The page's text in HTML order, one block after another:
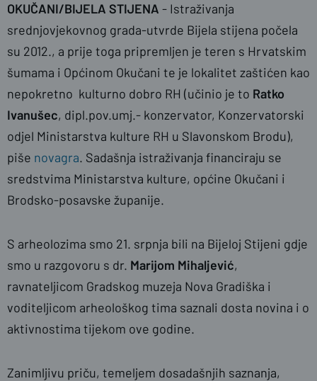
naslovnica
OKUČANI/BIJELA STIJENA - Istraživanja
srednjovjekovnog grada-utvrde Bijela stijena počela
su 2012., a prije toga pripremljen je teren s Hrvatskim
šumama i Općinom Okučani te je lokalitet zaštićen kao
nepokretno kulturno dobro RH (učinio je to Ratko
Ivanušec, dipl.pov.umj.- konzervator, Konzervatorski
odjel Ministarstva kulture RH u Slavonskom Brodu),
piše novagra. Sadašnja istraživanja financiraju se
sredstvima Ministarstva kulture, općine Okučani i
Brodsko-posavske županije.
S arheolozima smo 21. srpnja bili na Bijeloj Stijeni gdje
smo u razgovoru s dr. Marijom Mihaljević,
ravnateljicom Gradskog muzeja Nova Gradiška i
voditeljicom arheološkog tima saznali dosta novina i o
aktivnostima tijekom ove godine.
Zanimljivu priču, temeljem dosadašnjih saznanja,